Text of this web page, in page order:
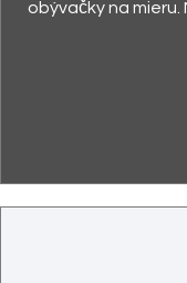
obývačky na mieru.